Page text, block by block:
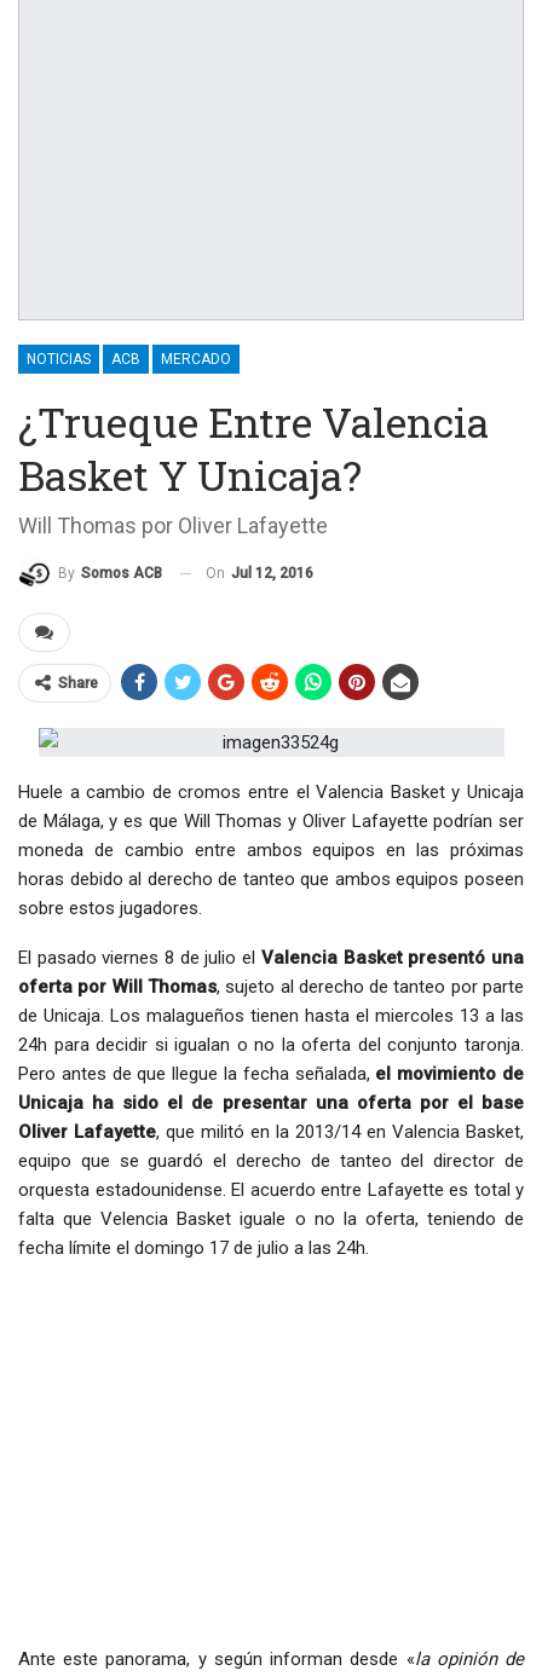
NOTICIAS ACB MERCADO
¿Trueque Entre Valencia
Basket Y Unicaja?
Will Thomas por Oliver Lafayette
By Somos ACB On Jul 12, 2016
Share
Huele a cambio de cromos entre el Valencia Basket y Unicaja
de Málaga, y es que Will Thomas y Oliver Lafayette podrían ser
moneda de cambio entre ambos equipos en las próximas
horas debido al derecho de tanteo que ambos equipos poseen
sobre estos jugadores.
El pasado viernes 8 de julio el Valencia Basket presentó una
oferta por Will Thomas, sujeto al derecho de tanteo por parte
de Unicaja. Los malagueños tienen hasta el miercoles 13 a las
24h para decidir si igualan o no la oferta del conjunto taronja.
Pero antes de que llegue la fecha señalada, el movimiento de
Unicaja ha sido el de presentar una oferta por el base
Oliver Lafayette, que militó en la 2013/14 en Valencia Basket,
equipo que se guardó el derecho de tanteo del director de
orquesta estadounidense. El acuerdo entre Lafayette es total y
falta que Velencia Basket iguale o no la oferta, teniendo de
fecha límite el domingo 17 de julio a las 24h.
Ante este panorama, y según informan desde «la opinión de